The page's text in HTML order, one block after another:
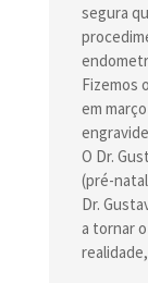
segura
Fizemos
em
O Dr.
(pré-
Dr.
a tornar